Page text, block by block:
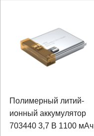
Полимерный литий-
ионный аккумулятор
703440 3,7 В 1100 мАч